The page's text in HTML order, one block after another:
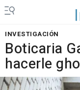
INVESTIGACIÓN
Boticaria
hacerle